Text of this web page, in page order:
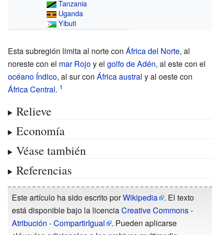
Tanzania
Uganda
Yibuti
Esta subregión limita al norte con África del Norte, al
noreste con el mar Rojoy el golfo de Adén, al este con el
océano Índico, al sur con África austral y al oeste con
África Central.
Relieve
Economía
Véase también
Referencias
Este artículo ha sido escrito porWikipedia
. El texto
está disponible bajo la licenciaCreative Commons -
Atribución - CompartirIgual
. Pueden aplicarse